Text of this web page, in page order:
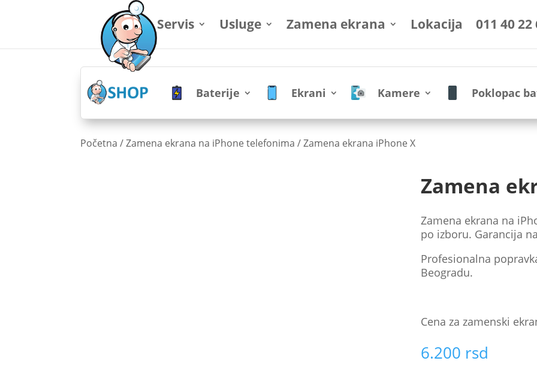
Servis Usluge Zamena ekrana Lokacija 011 40 22
Baterije Ekrani Kamere Poklopac
Početna /Zamena ekrana na iPhone telefonima / Zamena ekrana iPhone X
Zamena
Zamena ekrana na
po izboru. Garancija
Profesionalna
Beogradu.
Cena za zamenski
6.200 rsd